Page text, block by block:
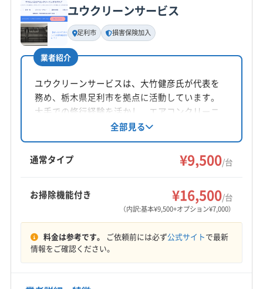
(埼玉県) 川口市
(埼玉県) 草加市
(埼玉県) 朝霞市
(埼玉県) 東松山市
(埼玉県) 入間市
(埼玉県) 八潮市
(埼玉県) 北葛飾郡松伏町
(埼玉県) 北本市
(埼玉県) 本庄市
(埼玉県) 蓮田市
(埼玉県) 和光市
(埼玉県) 蕨市
(東京都) 葛飾区
(東京都) 荒川区
(東京都) 足立区
(東京都) 台東区
(東京都) 豊島区
(東京都) 北区
(東京都) 練馬区
(茨城県) つくばみらい市
(茨城県) つくば市
(茨城県) 結城郡八千代町
(茨城県) 古河市
(茨城県) 取手市
(茨城県) 守谷市
(茨城県) 常総市
(茨城県) 北相馬郡利根町
(茨城県) 龍ケ崎市
基本情報
代表者名
非公開
所在地
栃木県宇都宮市宿郷3-5-23
対応地域
さくら市 宇都宮市
鹿沼市
小山市 真岡市 足利市 大田原市
栃木市
那須烏山市
河内郡上三川町
那須郡那須町
芳賀郡市貝町
芳賀郡芳賀町
芳賀郡茂木町
9:00〜17:00
定休日
ユウクリーンサービス
足利市 損害保険加入
業者紹介
ユウクリーンサービスは、大竹健彦氏が代表を
務め、栃木県足利市を拠点に活動しています。
大手での修行経験を活かし、エアコンクリーニ
ングを提供。赤ちゃんにも安心な薬剤を使用
し、丁寧な作業と顧客対応が魅力です。複数台
割引や消臭抗菌コートなどのオプションも充
実。顧客満足度も高く、リピーターも多い地域
全部見る
通常タイプ ¥9,500/台
お掃除機能付き ¥16,500/台
（内訳:基本¥9,500+オプション¥7,000）
料金は参考です。 ご依頼前には必ず公式サイトで最新
情報をご確認ください。